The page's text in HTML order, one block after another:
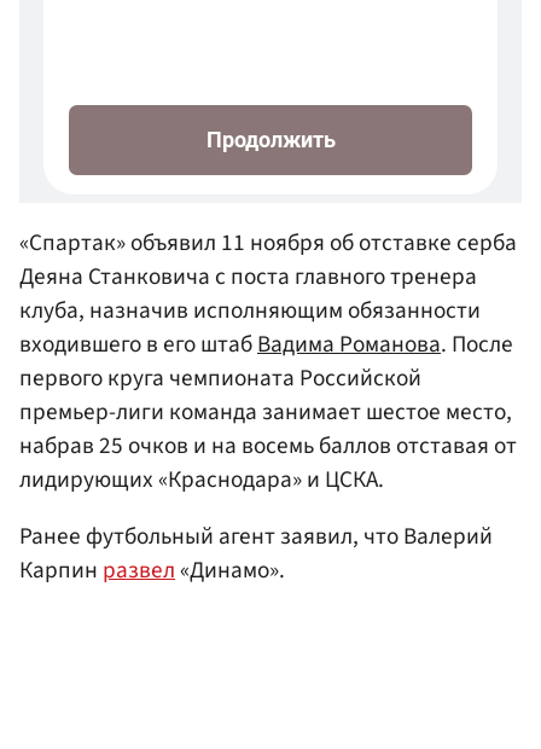
«Спартак» объявил 11 ноября об отставке серба
Деяна Станковича с поста главного тренера
клуба, назначив исполняющим обязанности
входившего в его штабВадима Романова. После
первого круга чемпионата Российской
премьер-лиги команда занимает шестое место,
набрав 25 очков и на восемь баллов отставая от
лидирующих «Краснодара» и ЦСКА.
Ранее футбольный агент заявил, что Валерий
Карпин развел«Динамо».